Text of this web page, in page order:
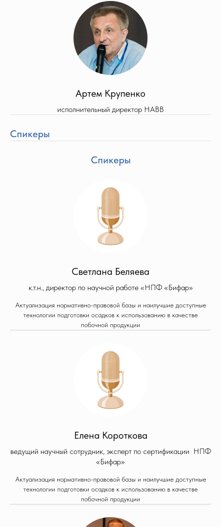
Артем Крупенко
исполнительный директор НАВВ
Спикеры
Спикеры
Светлана Беляева
к.т.н., директор по научной работе «НПФ «Бифар»
Актуализация нормативно-правовой базы и наилучшие доступные
технологии подготовки осадков к использованию в качестве
побочной продукции
Елена Короткова
ведущий научный сотрудник, эксперт по сертификации НПФ
«Бифар»
Актуализация нормативно-правовой базы и наилучшие доступные
технологии подготовки осадков к использованию в качестве
побочной продукции